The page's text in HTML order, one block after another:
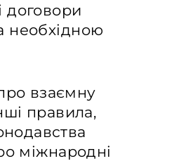
договори
необхідною
взаємну
правила,
міжнародні